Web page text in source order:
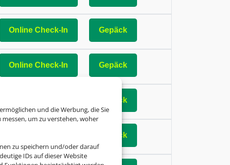
und die Werbung, die Sie
messen, um zu verstehen, woher
zu speichern und/oder darauf
IDs auf dieser Website
Online Check-In Gepäck
Online Check-In Gepäck
Gepäck
Gepäck